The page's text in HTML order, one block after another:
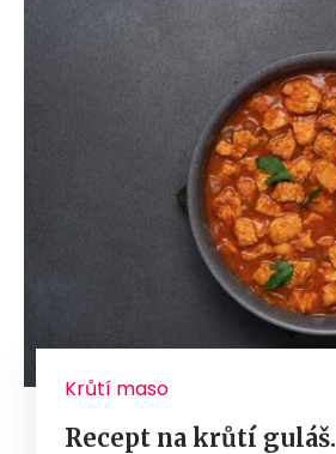
Krůtí maso
Recept na krůtí guláš.